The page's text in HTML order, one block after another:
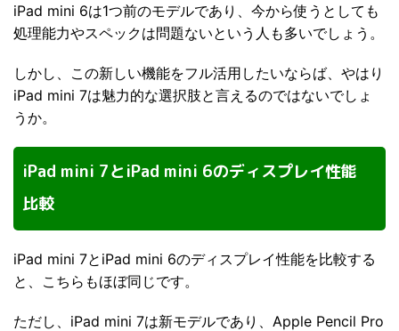
iPad mini 6は1つ前のモデルであり、今から使うとしても
処理能力やスペックは問題ないという人も多いでしょう。
しかし、この新しい機能をフル活用したいならば、やはり
iPad mini 7は魅力的な選択肢と言えるのではないでしょ
うか。
iPad mini 7とiPad mini 6のディスプレイ性能
比較
iPad mini 7とiPad mini 6のディスプレイ性能を比較する
と、こちらもほぼ同じです。
ただし、iPad mini 7は新モデルであり、Apple Pencil Pro